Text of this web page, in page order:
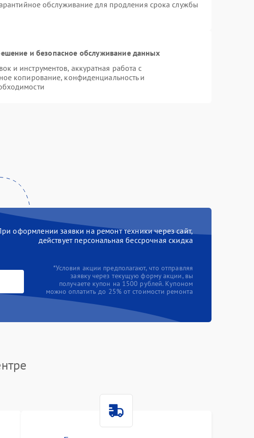
обслуживание для продления срока службы
и безопасное обслуживание данных
и инструментов, аккуратная работа с
копирование, конфиденциальность и
оформлении заявки на ремонт техники через сайт,
действует персональная бессрочная скидка
*Условия акции предполагают, что отправляя
заявку через текущую форму акции, вы
получаете купон на 1500 рублей. Купоном
можно оплатить до 25% от стоимости ремонта